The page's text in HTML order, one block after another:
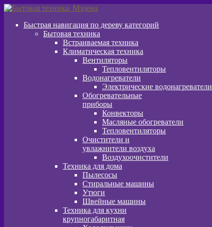
Перейти
навигации
Перейти
содержимому
Быстрая навигация по дереву категорий
Бытовая техника
Встраиваемая техника
Климатическая техника
Вентиляторы
Тепловентиляторы
Водонагреватели
Электрические водонагреватели
Обогревательные
приборы
Конвекторы
Масляные обогреватели
Тепловентиляторы
Очистители и
увлажнители воздуха
Воздухоочистители
Техника для дома
Пылeсосы
Стиральные машины
Утюги
Швейные машины
Техника для кухни
крупногабаритная